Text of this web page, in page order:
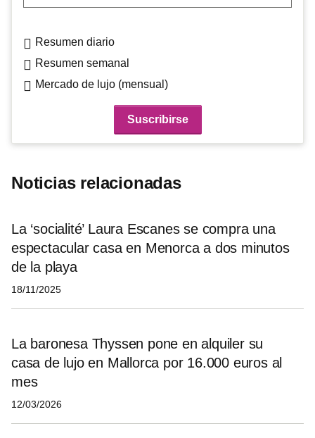
Resumen diario
Resumen semanal
Mercado de lujo (mensual)
Noticias relacionadas
La ‘socialité’ Laura Escanes se compra una
espectacular casa en Menorca a dos minutos
de la playa
18/11/2025
La baronesa Thyssen pone en alquiler su
casa de lujo en Mallorca por 16.000 euros al
mes
12/03/2026